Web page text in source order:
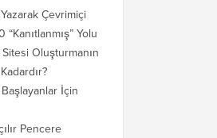
Çevrimiçi
Yolu
Oluşturmanın
İçin
Pencere